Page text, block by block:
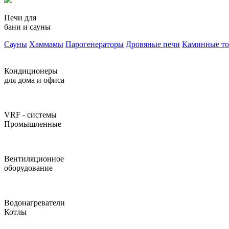
Печи для
бани и сауны
Сауны Хаммамы Парогенераторы Дровяные печи Каминные
Кондиционеры
для дома и офиса
VRF - системы
Промышленные
Вентиляционное
оборудование
Водонагреватели
Котлы